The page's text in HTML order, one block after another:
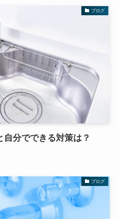
ブログ
分でできる対策は？
ブログ